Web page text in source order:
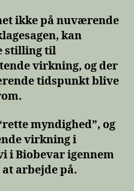
ikke på nuværende
kan
stilling til
virkning, og der
tidspunkt blive
myndighed”, og
virkning i
i Biobevar igennem
arbejde på.